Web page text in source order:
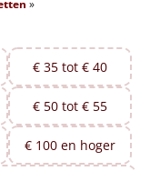
»
€ 35 tot € 40
€ 50 tot € 55
€ 100 en hoger